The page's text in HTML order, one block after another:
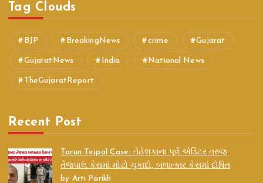
Tag Clouds
BJP BreakingNews crime Gujarat
GujaratNews India National News
TheGujaratReport
Recent Post
Tarun Tejpal Case: તેહેલકાના પૂર્વ એડિટર તરુણ
તેજપાલ કેસમાં મોટો ચુકાદો, બળાત્કાર કેસમાં દોષિત
by Arti Parikh